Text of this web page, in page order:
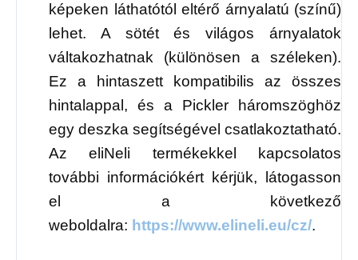
képeken láthatótól eltérő árnyalatú (színű)
lehet. A sötét és világos árnyalatok
váltakozhatnak (különösen a széleken).
Ez a hintaszett kompatibilis az összes
hintalappal, és a Pickler háromszöghöz
egy deszka segítségével csatlakoztatható.
Az eliNeli termékekkel kapcsolatos
további információkért kérjük, látogasson
el a következő
weboldalra: https://www.elineli.eu/cz/.